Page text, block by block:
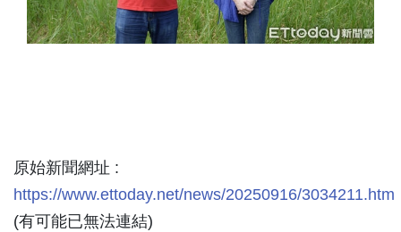
原始新聞網址 :
https://www.ettoday.net/news/20250916/3034211.htm
(有可能已無法連結)